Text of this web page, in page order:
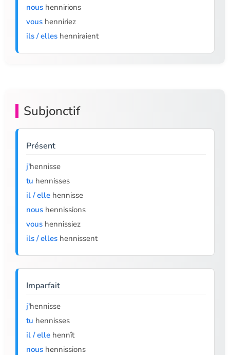
nous hennirions
vous henniriez
ils / elles henniraient
Subjonctif
Présent
j'hennisse
tu hennisses
il / elle hennisse
nous hennissions
vous hennissiez
ils / elles hennissent
Imparfait
j'hennisse
tu hennisses
il / elle hennît
nous hennissions